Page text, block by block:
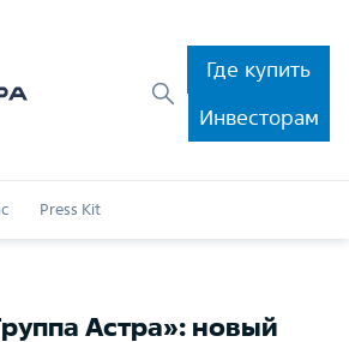
Где купить
Инвесторам
Press Kit
Астра»: новый